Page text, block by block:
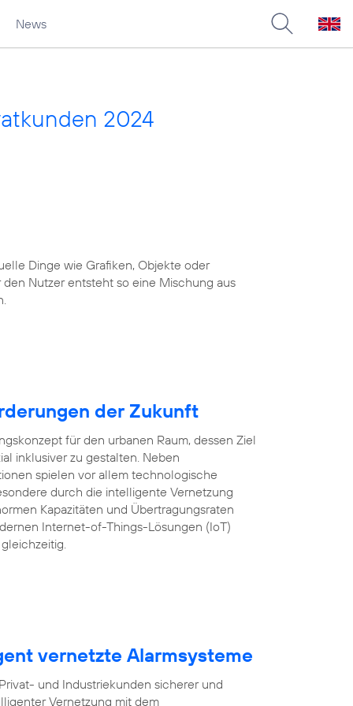
News
2024
Dinge wie Grafiken, Objekte oder
Nutzer entsteht so eine Mischung aus
der Zukunft
für den urbanen Raum, dessen Ziel
inklusiver zu gestalten. Neben
spielen vor allem technologische
durch die intelligente Vernetzung
Kapazitäten und Übertragungsraten
Internet-of-Things-Lösungen (IoT)
vernetzte Alarmsysteme
und Industriekunden sicherer und
Vernetzung mit dem